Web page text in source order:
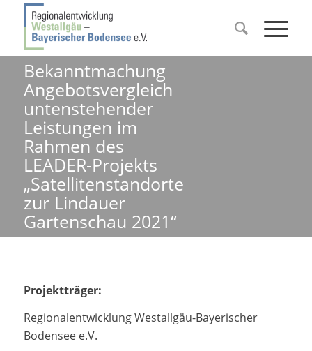
Bekanntmachung
Angebotsvergleich
untenstehender
Leistungen im
Rahmen des
LEADER-Projekts
„Satellitenstandorte
zur Lindauer
Gartenschau 2021“
Projektträger:
Regionalentwicklung Westallgäu-Bayerischer
Bodensee e.V.